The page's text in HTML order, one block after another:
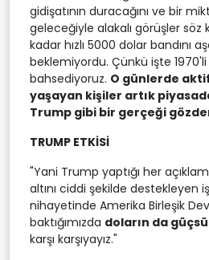
gidişatının duracağını ve bir
geleceğiyle alakalı görüşler söz
kadar hızlı 5000 dolar bandını
beklemiyordu. Çünkü işte 1970'li
bahsediyoruz. O günlerde
yaşayan kişiler artık
Trump gibi bir gerçeği
TRUMP ETKİSİ
"Yani Trump yaptığı her
altını ciddi şekilde destekleyen
nihayetinde Amerika Birleşik
baktığımızda doların da
karşı karşıyayız."